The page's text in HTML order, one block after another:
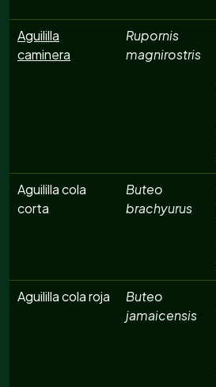
Aguililla
caminera
Rupornis
magnirostris
Aguililla cola
corta
Buteo
brachyurus
Aguililla cola roja
Buteo
jamaicensis